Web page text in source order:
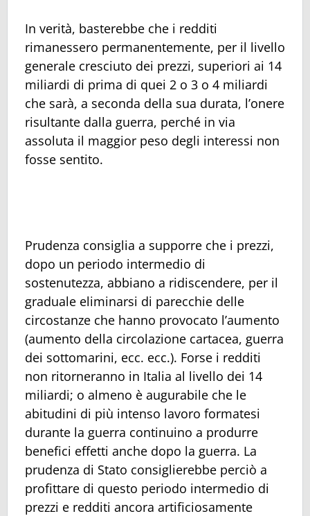
In verità, basterebbe che i redditi
rimanessero permanentemente, per il livello
generale cresciuto dei prezzi, superiori ai 14
miliardi di prima di quei 2 o 3 o 4 miliardi
che sarà, a seconda della sua durata, l’onere
risultante dalla guerra, perché in via
assoluta il maggior peso degli interessi non
fosse sentito.
Prudenza consiglia a supporre che i prezzi,
dopo un periodo intermedio di
sostenutezza, abbiano a ridiscendere, per il
graduale eliminarsi di parecchie delle
circostanze che hanno provocato l’aumento
(aumento della circolazione cartacea, guerra
dei sottomarini, ecc. ecc.). Forse i redditi
non ritorneranno in Italia al livello dei 14
miliardi; o almeno è augurabile che le
abitudini di più intenso lavoro formatesi
durante la guerra continuino a produrre
benefici effetti anche dopo la guerra. La
prudenza di Stato consiglierebbe perciò a
profittare di questo periodo intermedio di
prezzi e redditi ancora artificiosamente